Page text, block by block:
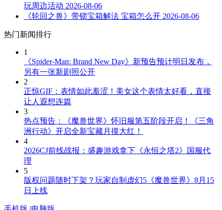
玩周边活动 2026-08-06
《轮回之兽》带锁宝箱解法 宝箱怎么开 2026-08-06
热门新闻排行
1
《Spider-Man: Brand New Day》新预告预计明日发布，
另有一张新剧照公开
2
正惊GIF：表情如此羞涩！美女这个表情太好看，直接
让人遐想连篇
3
热点预告：《魔兽世界》怀旧服第五阶段开启！《三角
洲行动》开启全新宝藏月摸大红！
4
2026CJ前线战报：盛趣游戏拿下《永恒之塔2》国服代
理
5
版权问题随时下架？玩家自制虚幻5《魔兽世界》8月15
日上线